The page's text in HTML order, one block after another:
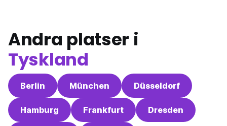
Andra platser i
Tyskland
Berlin München Düsseldorf
Hamburg Frankfurt Dresden